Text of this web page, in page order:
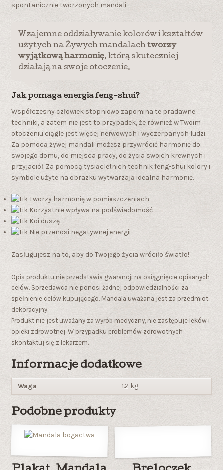
spontanicznie tworzonych mandali.
Wzajemne oddziaływanie kolorów i kształtów
użytych na Żywych mandalachtworzy
wyjątkową harmonię, którą skuteczniej
działają na swoje otoczenie.
Jak pomaga energia feng-shui?
Współczesny człowiek stopniowo zapomina te pradawne
techniki, a zatem nie jest to przypadek, że również w Twoim
otoczeniu ciągle jest więcej nerwowych i wyczerpanych ludzi.
Za pomocą żywej mandali możesz przywrócić harmonię do
swojego domu, do miejsca pracy, do życia swoich krewnych i
przyjaciół. Za pomocą tysiącletnich technik feng-shui kolory i
symbole użyte na obrazku wytwarzają idealna harmonię.
Tworzy harmonię w pomieszczeniach
Korzystnie wpływa na podświadomość
Koi duszę
Nie przenosi negatywnej energii
Zasługujesz na to, aby do Twojego życia wróciło światło!
Opis produktu nie przedstawia gwarancji na osiągnięcie opisanych
celów. Sprzedawca nie ponosi żadnej odpowiedzialności za
spełnienie celów kupującego. Mandala uważana jest za przedmiot
dekoracyjny.
Produkt nie jest uważany za wyrób medyczny, nie zastępuje leków i
opieki zdrowotnej. W przypadku problemów zdrowotnych
skontaktuj się z lekarzem.
Informacje dodatkowe
Waga 1.2 kg
Podobne produkty